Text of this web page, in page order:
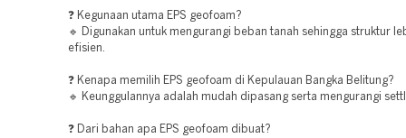
❓ Kegunaan utama EPS geofoam?
🔹 Digunakan untuk mengurangi beban tanah sehingga struktur
efisien.
❓ Kenapa memilih EPS geofoam di Kepulauan Bangka Belitung?
🔹 Keunggulannya adalah mudah dipasang serta mengurangi
❓ Dari bahan apa EPS geofoam dibuat?